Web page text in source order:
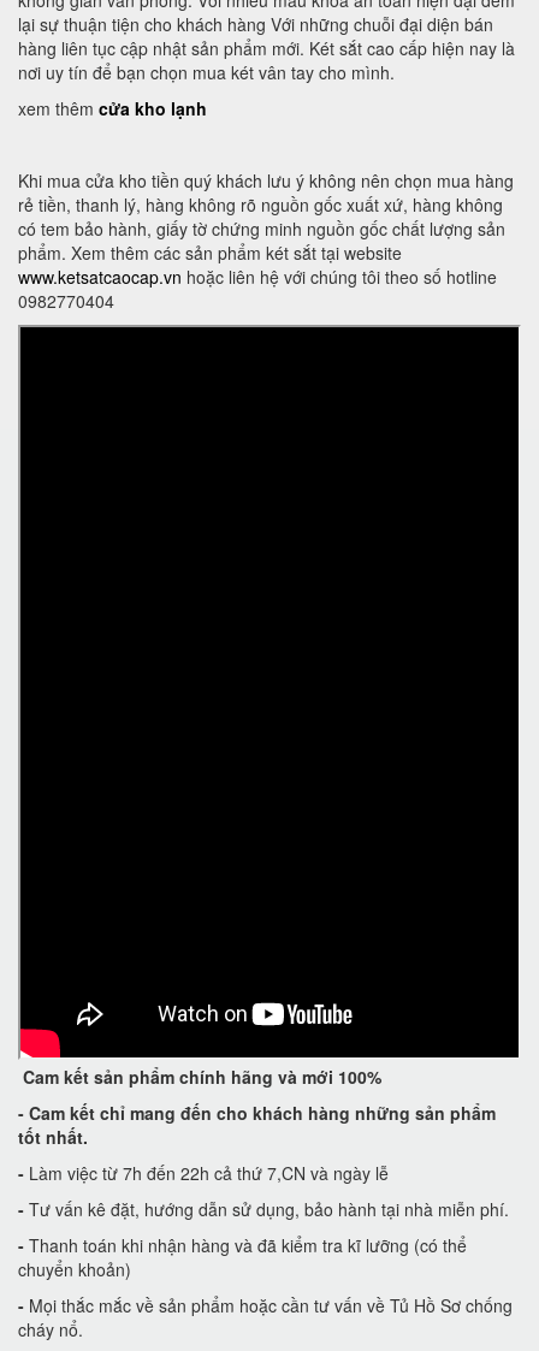
lại sự thuận tiện cho khách hàng Với những chuỗi đại diện bán
hàng liên tục cập nhật sản phẩm mới. Két sắt cao cấp hiện nay là
nơi uy tín để bạn chọn mua két vân tay cho mình.
xem thêm cửa kho lạnh
Khi mua cửa kho tiền quý khách lưu ý không nên chọn mua hàng
rẻ tiền, thanh lý, hàng không rõ nguồn gốc xuất xứ, hàng không
có tem bảo hành, giấy tờ chứng minh nguồn gốc chất lượng sản
phẩm. Xem thêm các sản phẩm két sắt tại website
www.ketsatcaocap.vn hoặc liên hệ với chúng tôi theo số hotline
0982770404
Cam kết sản phẩm chính hãng và mới 100%
- Cam kết chỉ mang đến cho khách hàng những sản phẩm
tốt nhất.
- Làm việc từ 7h đến 22h cả thứ 7,CN và ngày lễ
- Tư vấn kê đặt, hướng dẫn sử dụng, bảo hành tại nhà miễn phí.
- Thanh toán khi nhận hàng và đã kiểm tra kĩ lưỡng (có thể
chuyển khoản)
- Mọi thắc mắc về sản phẩm hoặc cần tư vấn về Tủ Hồ Sơ chống
cháy nổ.